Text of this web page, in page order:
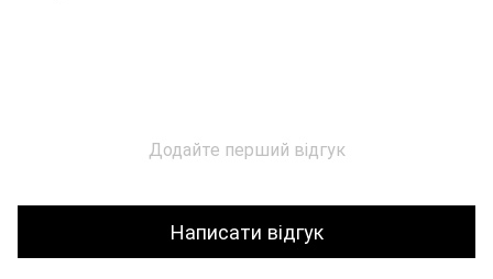
Додайте перший відгук
Написати відгук